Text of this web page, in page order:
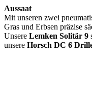
Aussaat
Mit unseren zwei
Gras und Erbsen präzise
Unsere Lemken Solitär 9
unsere Horsch DC 6